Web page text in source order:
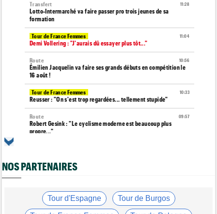
11:28
Transfert
Lotto-Intermarché va faire passer pro trois jeunes de sa
formation
11:04
Tour de France Femmes
Demi Vollering : "J'aurais dû essayer plus tôt..."
10:56
Route
Émilien Jacquelin va faire ses grands débuts en compétition le
16 août !
10:33
Tour de France Femmes
Reusser : "On s'est trop regardées... tellement stupide"
09:57
Route
Robert Gesink : "Le cyclisme moderne est beaucoup plus
propre..."
Tour de France Femmes
Championnats du Monde
Voici la sélection française pour les Championnats du monde
NOS PARTENAIRES
Tour d'Espagne Tour de Burgos